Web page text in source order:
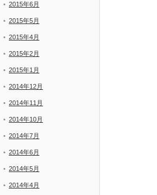
2015年6月
2015年5月
2015年4月
2015年2月
2015年1月
2014年12月
2014年11月
2014年10月
2014年7月
2014年6月
2014年5月
2014年4月